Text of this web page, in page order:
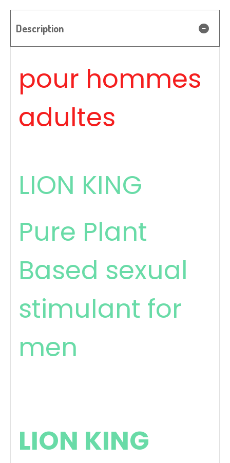
Description
pour hommes
adultes
LION KING
Pure Plant
Based sexual
stimulant for
men
LION KING